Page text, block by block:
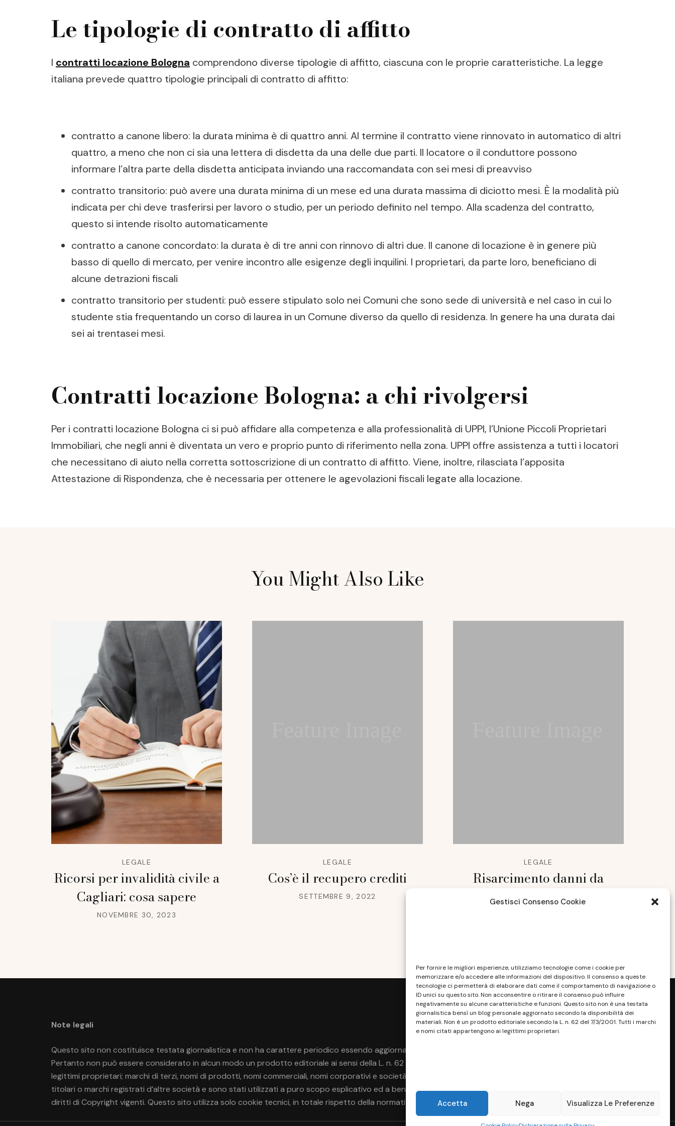
Gestisci Consenso Cookie
Per fornire le migliori esperienze, utilizziamo tecnologie come i cookie per
memorizzare e/o accedere alle informazioni del dispositivo. Il consenso a queste
tecnologie ci permetterà di elaborare dati come il comportamento di navigazione o
ID unici su questo sito. Non acconsentire o ritirare il consenso può influire
negativamente su alcune caratteristiche e funzioni. Questo sito non è una testata
giornalistica bensì un blog personale aggiornato secondo la disponibilità dei
materiali. Non è un prodotto editoriale secondo la L. n. 62 del 7/3/2001. Tutti i marchi
e nomi citati appartengono ai legittimi proprietari.
Accetta Nega Visualizza Le Preferenze
Le tipologie di contratto di affitto
I contratti locazione Bologna comprendono diverse tipologie di affitto, ciascuna con le proprie caratteristiche. La legge
italiana prevede quattro tipologie principali di contratto di affitto:
contratto a canone libero: la durata minima è di quattro anni. Al termine il contratto viene rinnovato in automatico di altri
quattro, a meno che non ci sia una lettera di disdetta da una delle due parti. Il locatore o il conduttore possono
informare l’altra parte della disdetta anticipata inviando una raccomandata con sei mesi di preavviso
contratto transitorio: può avere una durata minima di un mese ed una durata massima di diciotto mesi. È la modalità più
indicata per chi deve trasferirsi per lavoro o studio, per un periodo definito nel tempo. Alla scadenza del contratto,
questo si intende risolto automaticamente
contratto a canone concordato: la durata è di tre anni con rinnovo di altri due. Il canone di locazione è in genere più
basso di quello di mercato, per venire incontro alle esigenze degli inquilini. I proprietari, da parte loro, beneficiano di
alcune detrazioni fiscali
contratto transitorio per studenti: può essere stipulato solo nei Comuni che sono sede di università e nel caso in cui lo
studente stia frequentando un corso di laurea in un Comune diverso da quello di residenza. In genere ha una durata dai
sei ai trentasei mesi.
Contratti locazione Bologna: a chi rivolgersi
Per i contratti locazione Bologna ci si può affidare alla competenza e alla professionalità di UPPI, l’Unione Piccoli Proprietari
Immobiliari, che negli anni è diventata un vero e proprio punto di riferimento nella zona. UPPI offre assistenza a tutti i locatori
che necessitano di aiuto nella corretta sottoscrizione di un contratto di affitto. Viene, inoltre, rilasciata l’apposita
Attestazione di Rispondenza, che è necessaria per ottenere le agevolazioni fiscali legate alla locazione.
You Might Also Like
LEGALE
Ricorsi per invalidità civile a
Cagliari: cosa sapere
NOVEMBRE 30, 2023
LEGALE
Cos’è il recupero crediti
SETTEMBRE 9, 2022
LEGALE
Risarcimento danni da
immobili con vizi di
Note legali
Questo sito non costituisce testata giornalistica e non ha carattere periodico essendo aggiornato secondo la disponibilità e la reperibilità dei materiali.
Pertanto non può essere considerato in alcun modo un prodotto editoriale ai sensi della L. n. 62 del 7/3/2001. Tutti i marchi riportati appartengono ai
legittimi proprietari; marchi di terzi, nomi di prodotti, nomi commerciali, nomi corporativi e società citati possono essere marchi di proprietà dei rispettivi
titolari o marchi registrati d’altre società e sono stati utilizzati a puro scopo esplicativo ed a beneficio del possessore, senza alcun fine di violazione dei
diritti di Copyright vigenti. Questo sito utilizza solo cookie tecnici, in totale rispetto della normativa europea. Maggiori dettagli alla pagina:
PRIVACY